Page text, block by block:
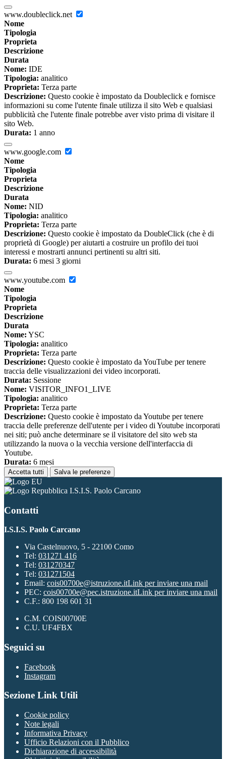
www.doubleclick.net
Nome
Tipologia
Proprieta
Descrizione
Durata
Nome: IDE
Tipologia: analitico
Proprieta: Terza parte
Descrizione: Questo cookie è impostato da Doubleclick e fornisce
informazioni su come l'utente finale utilizza il sito Web e qualsiasi
pubblicità che l'utente finale potrebbe aver visto prima di visitare il
sito Web.
Durata: 1 anno
www.google.com
Nome
Tipologia
Proprieta
Descrizione
Durata
Nome: NID
Tipologia: analitico
Proprieta: Terza parte
Descrizione: Questo cookie è impostato da DoubleClick (che è di
proprietà di Google) per aiutarti a costruire un profilo dei tuoi
interessi e mostrarti annunci pertinenti su altri siti.
Durata: 6 mesi 3 giorni
www.youtube.com
Nome
Tipologia
Proprieta
Descrizione
Durata
Nome: YSC
Tipologia: analitico
Proprieta: Terza parte
Descrizione: Questo cookie è impostato da YouTube per tenere
traccia delle visualizzazioni dei video incorporati.
Durata: Sessione
Nome: VISITOR_INFO1_LIVE
Tipologia: analitico
Proprieta: Terza parte
Descrizione: Questo cookie è impostato da Youtube per tenere
traccia delle preferenze dell'utente per i video di Youtube incorporati
nei siti; può anche determinare se il visitatore del sito web sta
utilizzando la nuova o la vecchia versione dell'interfaccia di
Youtube.
Durata: 6 mesi
Accetta tutti Salva le preferenze
I.S.I.S. Paolo Carcano
Contatti
I.S.I.S. Paolo Carcano
Via Castelnuovo, 5 - 22100 Como
Tel: 031271 416
Tel: 031270347
Tel: 031271504
Email: cois00700e@istruzione.itLink per inviare una mail
PEC: cois00700e@pec.istruzione.itLink per inviare una mail
C.F.: 800 198 601 31
C.M. COIS00700E
C.U. UF4FBX
Seguici su
Facebook
Instagram
Sezione Link Utili
Cookie policy
Note legali
Informativa Privacy
Ufficio Relazioni con il Pubblico
Dichiarazione di accessibilità